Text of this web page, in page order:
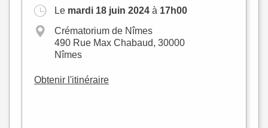
Le mardi 18 juin 2024 à 17h00
Crématorium de Nîmes
490 Rue Max Chabaud, 30000
Nîmes
Obtenir l'itinéraire